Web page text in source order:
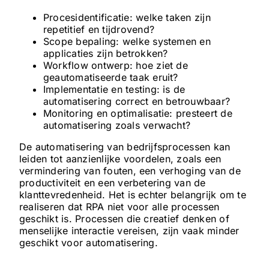
Procesidentificatie: welke taken zijn
repetitief en tijdrovend?
Scope bepaling: welke systemen en
applicaties zijn betrokken?
Workflow ontwerp: hoe ziet de
geautomatiseerde taak eruit?
Implementatie en testing: is de
automatisering correct en betrouwbaar?
Monitoring en optimalisatie: presteert de
automatisering zoals verwacht?
De automatisering van bedrijfsprocessen kan
leiden tot aanzienlijke voordelen, zoals een
vermindering van fouten, een verhoging van de
productiviteit en een verbetering van de
klanttevredenheid. Het is echter belangrijk om te
realiseren dat RPA niet voor alle processen
geschikt is. Processen die creatief denken of
menselijke interactie vereisen, zijn vaak minder
geschikt voor automatisering.